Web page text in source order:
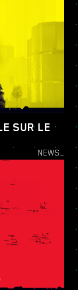
SUR LE
NEWS_